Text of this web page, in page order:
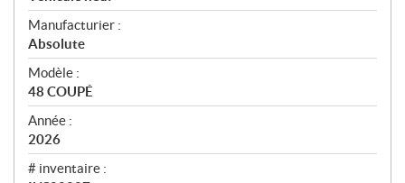
e
r
ç
u
Manufacturier :
Absolute
Modèle :
48 COUPÉ
Année :
2026
# inventaire :